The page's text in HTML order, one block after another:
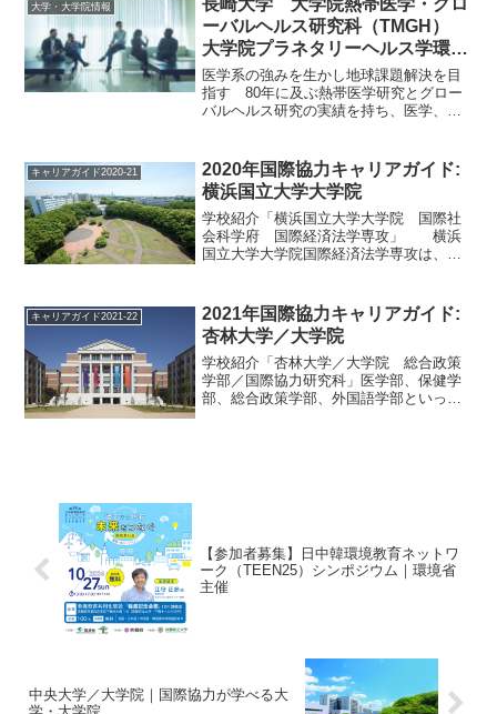
り出すという建学の...
大学・大学院情報
ーバルヘルス研究科（TMGH）
大学院プラネタリーヘルス学環
Doctor of Public Health｜国際協
力が学べる大学・大学院
医学系の強みを生かし地球課題解決を目
指す 80年に及ぶ熱帯医学研究とグロー
バルヘルス研究の実績を持ち、医学、水
の大学院熱帯医学・グローバルヘルス研
究科（TMGH）は世界...
キャリアガイド2020-21
2020年国際協力キャリアガイド:
横浜国立大学大学院
学校紹介「横浜国立大学大学院 国際社
会科学府 国際経済法学専攻」 横浜
国立大学大学院国際経済法学専攻は、実
三つの特徴を持つ。開設以来、一貫して
実社会での実践力を育むこ...
キャリアガイド2021-22
2021年国際協力キャリアガイド:
杏林大学／大学院
学校紹介「杏林大学／大学院 総合政策
学部／国際協力研究科」医学部、保健学
部、総合政策学部、外国語学部といった
【参加者募集】日中韓環境教育ネットワ
ーク（TEEN25）シンポジウム｜環境省
主催
中央大学／大学院｜国際協力が学べる大